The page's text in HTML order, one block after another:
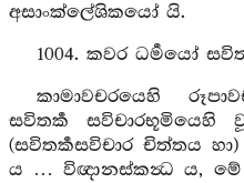
අසාංක්ලේශිකයෝ යි.
1004. කවර ධර්‍මයෝ
කාමාවචරයෙහි
සවිතර්‍ක සවිචාරභූමියෙහි
(සවිතර්‍කසවිචාර චිත්තය
ය … විඥානස්කන්‍ධ ය, මේ